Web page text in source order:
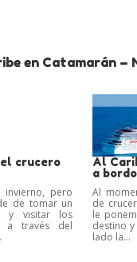
en Catamarán –
crucero
invierno, pero
de tomar un
y visitar los
a través del
Al
a
Al
de
le
destino
lado la...